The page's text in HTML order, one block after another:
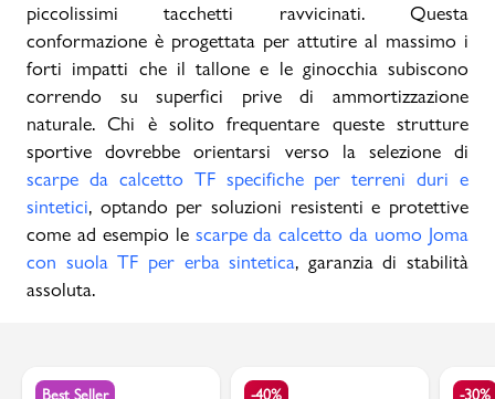
piccolissimi tacchetti ravvicinati. Questa
conformazione è progettata per attutire al massimo i
forti impatti che il tallone e le ginocchia subiscono
correndo su superfici prive di ammortizzazione
naturale. Chi è solito frequentare queste strutture
sportive dovrebbe orientarsi verso la selezione di
scarpe da calcetto TF specifiche per terreni duri e
sintetici, optando per soluzioni resistenti e protettive
come ad esempio le scarpe da calcetto da uomo Joma
con suola TF per erba sintetica, garanzia di stabilità
assoluta.
Best Seller -40% -30%